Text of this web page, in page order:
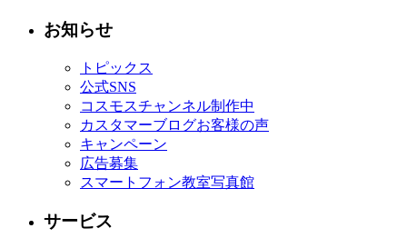
お知らせ
トピックス
公式SNS
コスモスチャンネル制作中
カスタマーブログお客様の声
キャンペーン
広告募集
スマートフォン教室写真館
サービス